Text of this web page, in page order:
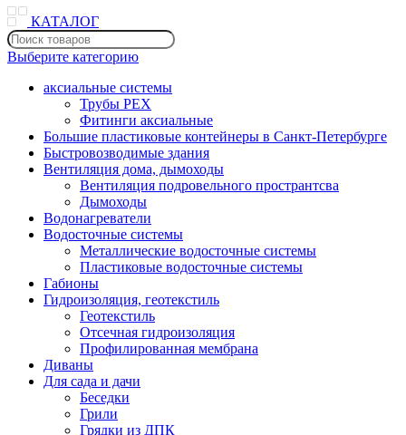
КАТАЛОГ
Выберите категорию
аксиальные системы
Трубы PEX
Фитинги аксиальные
Большие пластиковые контейнеры в Санкт-Петербурге
Быстровозводимые здания
Вентиляция дома, дымоходы
Вентиляция подровельного пространтсва
Дымоходы
Водонагреватели
Водосточные системы
Металлические водосточные системы
Пластиковые водосточные системы
Габионы
Гидроизоляция, геотекстиль
Геотекстиль
Отсечная гидроизоляция
Профилированная мембрана
Диваны
Для сада и дачи
Беседки
Грили
Грядки из ДПК